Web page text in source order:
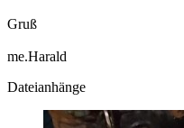
Gruß
me.Harald
Dateianhänge